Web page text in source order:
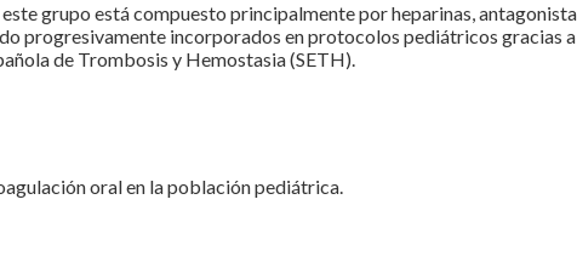
grupo está compuesto principalmente por heparinas,
progresivamente incorporados en protocolos pediátricos gracias
de Trombosis y Hemostasia (SETH).
oral en la población pediátrica.